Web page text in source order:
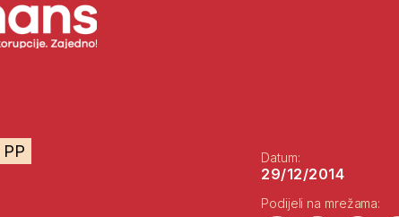
Datum:
29/12/2014
Podijeli na mrežama: